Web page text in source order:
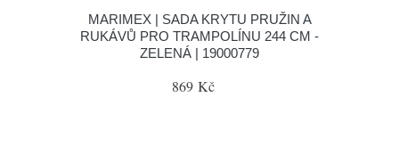
MARIMEX | SADA KRYTU PRUŽIN A
RUKÁVŮ PRO TRAMPOLÍNU 244 CM -
ZELENÁ | 19000779
869 Kč